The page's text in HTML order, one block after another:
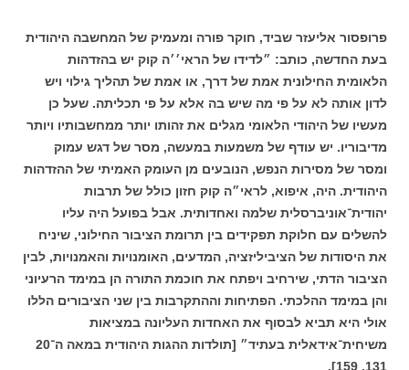
פרופסור אליעזר שביד, חוקר פורה ומעמיק של המחשבה היהודית
בעת החדשה, כותב: ״לדידו של הראי׳׳ה קוק יש בהזדהות
הלאומית החילונית אמת של דרך, או אמת של תהליך גילוי ויש
לדון אותה לא על פי מה שיש בה אלא על פי תכליתה. שעל כן
מעשיו של היהודי הלאומי מגלים את זהותו יותר ממחשבותיו ויותר
מדיבוריו. יש עודף של משמעות במעשה, מסר של דגש עמוק
ומסר של מסירות הנפש, הנובעים מן העומק האמיתי של ההזדהות
היהודית. היה, איפוא, לראי״ה קוק חזון כולל של תרבות
יהודית־אוניברסלית שלמה ואחדותית. אבל בפועל היה עליו
להשלים עם חלוקת תפקידים בין תרומת הציבור החילוני, שיניח
את היסודות של הציביליזציה, המדעים, האומנויות והאמנויות, לבין
הציבור הדתי, שירחיב ויפתח את חוכמת התורה הן במימד הרעיוני
והן במימד ההלכתי. הפתיחות וההתקרבות בין שני הציבורים הללו
אולי היא תביא לבסוף את האחדות העליונה במציאות
משיחית־אידאלית בעתיד״ [תולדות ההגות היהודית במאה ה־20
131, 159].